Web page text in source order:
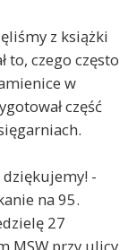
z książki
to, czego często
w
część
dziękujemy! -
na 95.
27